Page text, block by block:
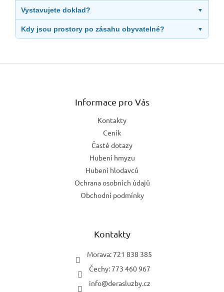
Vystavujete doklad? ▼
Kdy jsou prostory po zásahu obyvatelné? ▼
Z
Informace pro Vás
Kontakty
Ceník
Časté dotazy
Hubení hmyzu
Hubení hlodavců
Ochrana osobních údajů
Obchodní podmínky
Kontakty
Morava: 721 838 385
Čechy: 773 460 967
info@derasluzby.cz